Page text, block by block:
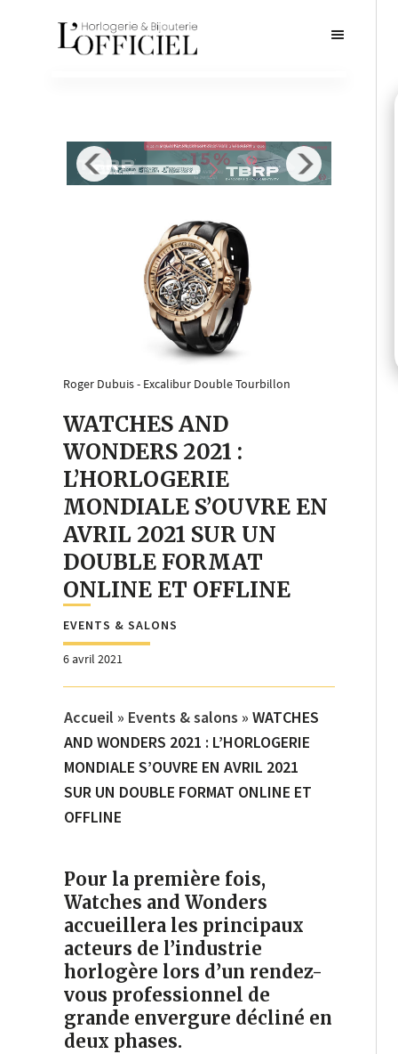
Roger Dubuis - Excalibur Double Tourbillon
WATCHES AND
WONDERS 2021 :
L’HORLOGERIE
MONDIALE S’OUVRE EN
AVRIL 2021 SUR UN
DOUBLE FORMAT
ONLINE ET OFFLINE
EVENTS & SALONS
6 avril 2021
Accueil » Events & salons » WATCHES
AND WONDERS 2021 : L’HORLOGERIE
MONDIALE S’OUVRE EN AVRIL 2021
SUR UN DOUBLE FORMAT ONLINE ET
OFFLINE
Pour la première fois,
Watches and Wonders
accueillera les principaux
acteurs de l’industrie
horlogère lors d’un rendez-
vous professionnel de
grande envergure décliné en
deux phases.